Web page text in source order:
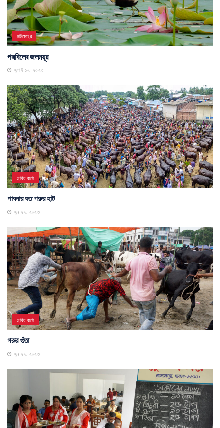
চাটমোহর
পদ্মবিলের জলময়ূর
জুলাই ১০, ২০২৩
ছবির বার্তা
পাবনার যত গরুর হাট
জুন ২৭, ২০২৩
ছবির বার্তা
গরুর গুঁতা
জুন ২৭, ২০২৩